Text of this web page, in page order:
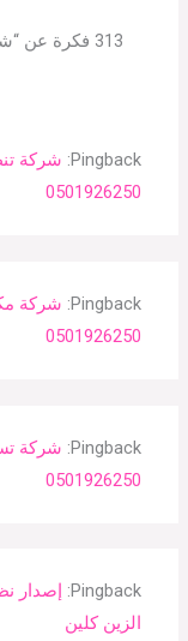
313 فكرة عن “شركة مكافحة نحل بالرياض”
Pingback: شركة
0501926250
Pingback: شركة
0501926250
Pingback: شركة
0501926250
Pingback:
إصدار
الزين كلين